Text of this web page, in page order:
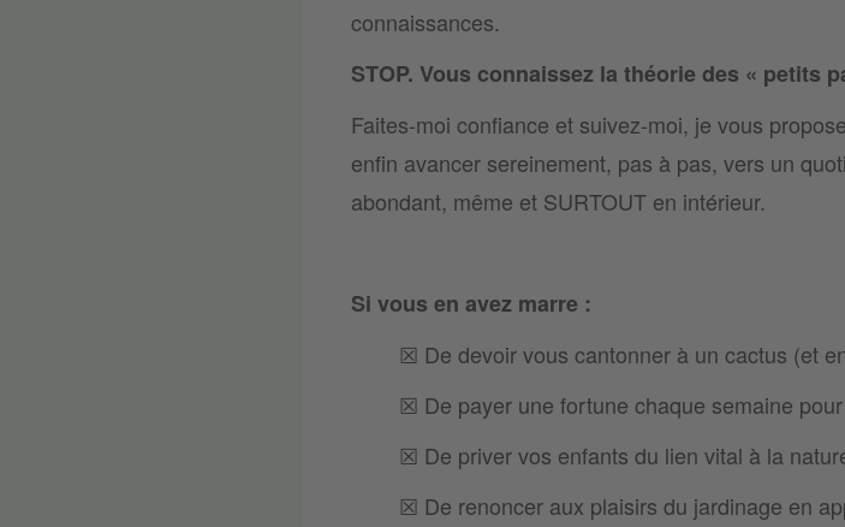
connaissances.
STOP. Vous connaissez la théorie des « petits
Faites-moi confiance et suivez-moi, je vous
enfin avancer sereinement, pas à pas, vers un
abondant, même et SURTOUT en intérieur.
Si vous en avez marre :
☒ De devoir vous cantonner à un cactus (et
☒ De payer une fortune chaque semaine
☒ De priver vos enfants du lien vital à la
☒ De renoncer aux plaisirs du jardinage en